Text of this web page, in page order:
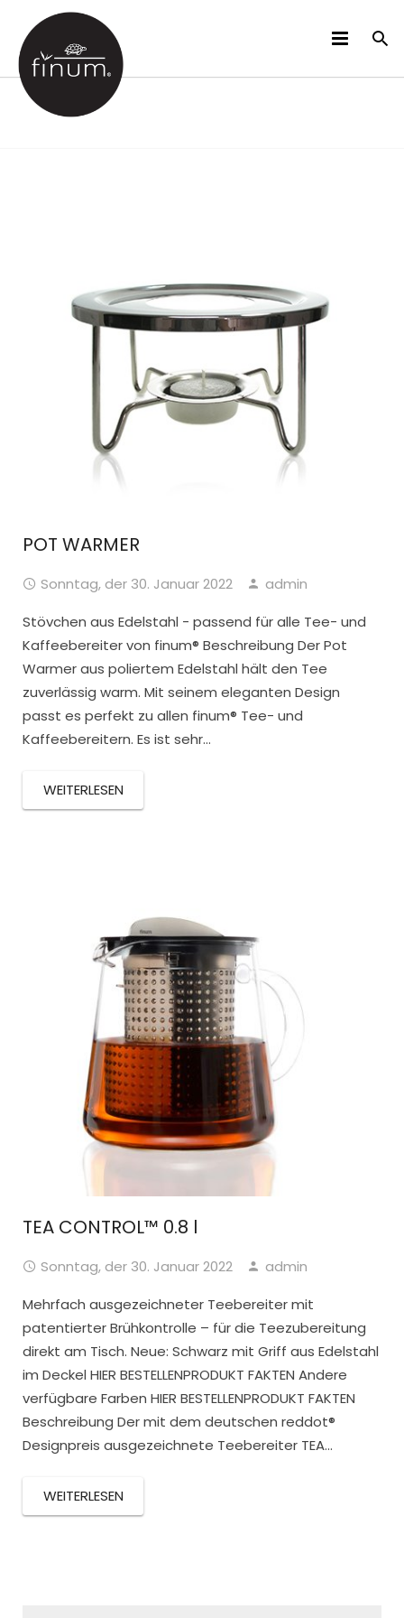
PRODUKTE
POT WARMER
Sonntag, der 30. Januar 2022
admin
Stövchen aus Edelstahl - passend für alle Tee- und
Kaffeebereiter von finum® Beschreibung Der Pot
Warmer aus poliertem Edelstahl hält den Tee
zuverlässig warm. Mit seinem eleganten Design
passt es perfekt zu allen finum® Tee- und
Kaffeebereitern. Es ist sehr...
WEITERLESEN
TEA CONTROL™ 0.8 l
Sonntag, der 30. Januar 2022
admin
Mehrfach ausgezeichneter Teebereiter mit
patentierter Brühkontrolle – für die Teezubereitung
direkt am Tisch. Neue: Schwarz mit Griff aus Edelstahl
im Deckel HIER BESTELLENPRODUKT FAKTEN Andere
verfügbare Farben HIER BESTELLENPRODUKT FAKTEN
Beschreibung Der mit dem deutschen reddot®
Designpreis ausgezeichnete Teebereiter TEA...
WEITERLESEN